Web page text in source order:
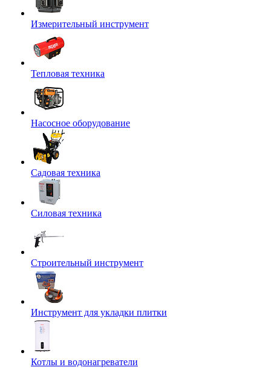
Измерительный инструмент
Тепловая техника
Насосное оборудование
Садовая техника
Силовая техника
Строительный инструмент
Инструмент для укладки плитки
Котлы и водонагреватели